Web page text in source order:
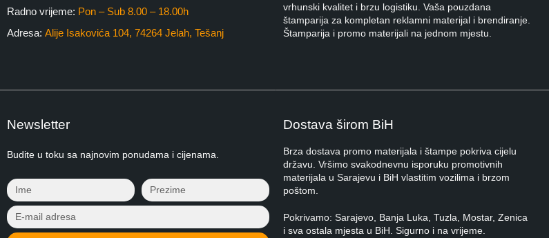
Radno vrijeme: Pon – Sub 8.00 – 18.00h
Adresa: Alije Isakovića 104, 74264 Jelah, Tešanj
vrhunski kvalitet i brzu logistiku. Vaša pouzdana
štamparija za kompletan reklamni materijal i brendiranje.
Štamparija i promo materijali na jednom mjestu.
Newsletter
Budite u toku sa najnovim ponudama i cijenama.
Dostava širom BiH
Brza dostava promo materijala i štampe pokriva cijelu
državu. Vršimo svakodnevnu isporuku promotivnih
materijala u Sarajevu i BiH vlastitim vozilima i brzom
poštom.
Pokrivamo: Sarajevo, Banja Luka, Tuzla, Mostar, Zenica
i sva ostala mjesta u BiH. Sigurno i na vrijeme.